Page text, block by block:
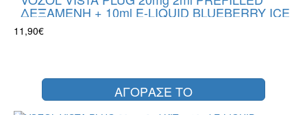
ΔΕΞΑΜΕΝΗ + 10ml E-LIQUID BLUEBERRY ICE
11,90€
ΑΓΟΡΑΣΕ ΤΟ